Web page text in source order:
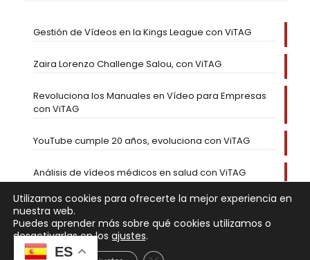
Gestión de Vídeos en la Kings League con ViTAG
Zaira Lorenzo Challenge Salou, con ViTAG
Revoluciona los Manuales en Vídeo para Empresas
con ViTAG
YouTube cumple 20 años, evoluciona con ViTAG
Análisis de vídeos médicos en salud con ViTAG
ES
Utilizamos cookies para ofrecerte la mejor experiencia en
nuestra web.
Puedes aprender más sobre qué cookies utilizamos o
desactivarlas en los ajustes.